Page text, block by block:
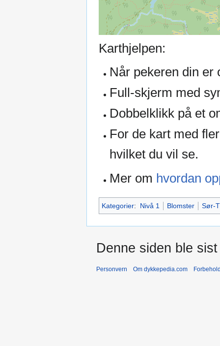
Karthjelpen:
Når pekeren din er
Full-skjerm med
Dobbelklikk på et
For de kart med
hvilket du vil se.
Mer om hvordan
Kategorier: Nivå 1 Blomster Sør-
Denne siden ble
Personvern Om dykkepedia.com